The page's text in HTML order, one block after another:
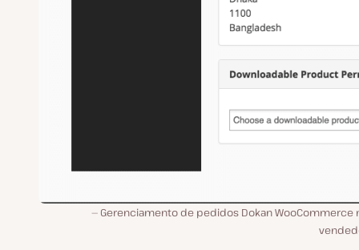
Gerenciamento de pedidos Dokan WooCommerce